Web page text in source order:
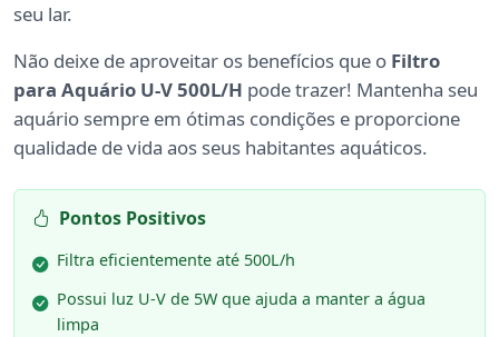
seu lar.
Não deixe de aproveitar os benefícios que o Filtro
para Aquário U-V 500L/H pode trazer! Mantenha seu
aquário sempre em ótimas condições e proporcione
qualidade de vida aos seus habitantes aquáticos.
Pontos Positivos
Filtra eficientemente até 500L/h
Possui luz U-V de 5W que ajuda a manter a água
limpa